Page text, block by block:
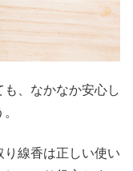
、なかなか安心し
線香は正しい使い